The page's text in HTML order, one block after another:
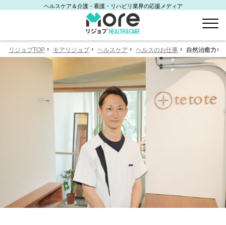
ヘルスケア＆介護・看護・リハビリ業界の応援メディア
リジョブTOP モアリジョブ ヘルスケア ヘルスのお仕事 自然治癒力を